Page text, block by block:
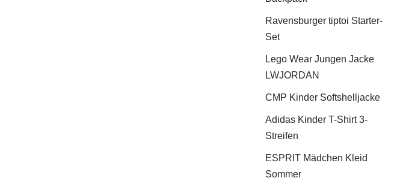
Ravensburger tiptoi Starter-
Set
Lego Wear Jungen Jacke
LWJORDAN
CMP Kinder Softshelljacke
Adidas Kinder T-Shirt 3-
Streifen
ESPRIT Mädchen Kleid
Sommer